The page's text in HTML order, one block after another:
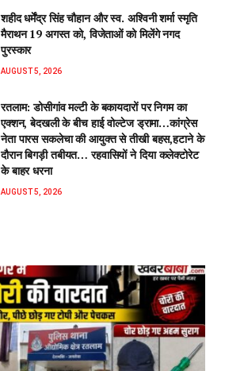
शहीद धर्मेंद्र सिंह चौहान और स्व. अश्विनी शर्मा स्मृति
मैराथन 19 अगस्त को, विजेताओं को मिलेंगे नगद
पुरस्कार
AUGUST 5, 2026
रतलाम: डोसीगांव मल्टी के बकायदारों पर निगम का
एक्शन, बेदखली के बीच हाई वोल्टेज ड्रामा…कांग्रेस
नेता पारस सकलेचा की आयुक्त से तीखी बहस,हटाने के
दौरान बिगड़ी तबीयत… रहवासियों ने दिया कलेक्टोरेट
के बाहर धरना
AUGUST 5, 2026